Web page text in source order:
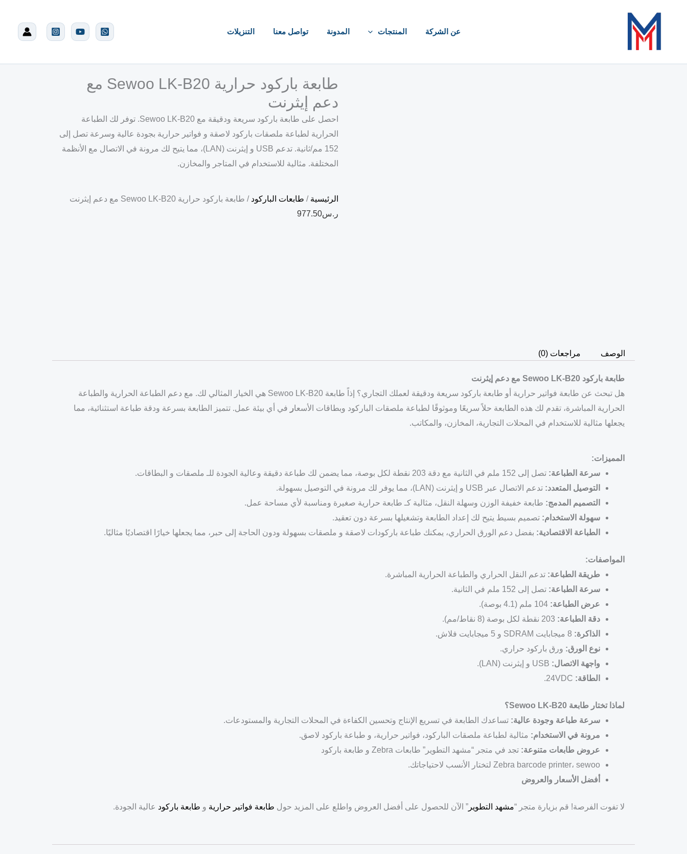
عن الشركة المنتجات المدونة تواصل معنا التنزيلات
طابعة باركود حرارية Sewoo LK-B20 مع
دعم إيثرنت
احصل على طابعة باركود سريعة ودقيقة مع Sewoo LK-B20. توفر لك الطباعة
الحرارية لطباعة ملصقات باركود لاصقة و فواتير حرارية بجودة عالية وسرعة تصل إلى
152 مم/ثانية. تدعم USB و إيثرنت (LAN)، مما يتيح لك مرونة في الاتصال مع الأنظمة
المختلفة. مثالية للاستخدام في المتاجر والمخازن.
الرئيسية / طابعات الباركود / طابعة باركود حرارية Sewoo LK-B20 مع دعم إيثرنت
ر.س977.50
الوصف مراجعات (0)
طابعة باركود Sewoo LK-B20 مع دعم إيثرنت
هل تبحث عن طابعة فواتير حرارية أو طابعة باركود سريعة ودقيقة لعملك التجاري؟ إذاً طابعة Sewoo LK-B20 هي الخيار المثالي لك. مع دعم الطباعة الحرارية والطباعة
الحرارية المباشرة، تقدم لك هذه الطابعة حلاً سريعًا وموثوقًا لطباعة ملصقات الباركود وبطاقات الأسعار في أي بيئة عمل. تتميز الطابعة بسرعة ودقة طباعة استثنائية، مما
يجعلها مثالية للاستخدام في المحلات التجارية، المخازن، والمكاتب.
المميزات:
سرعة الطباعة: تصل إلى 152 ملم في الثانية مع دقة 203 نقطة لكل بوصة، مما يضمن لك طباعة دقيقة وعالية الجودة للـ ملصقات و البطاقات.
التوصيل المتعدد: تدعم الاتصال عبر USB و إيثرنت (LAN)، مما يوفر لك مرونة في التوصيل بسهولة.
التصميم المدمج: طابعة خفيفة الوزن وسهلة النقل، مثالية كـ طابعة حرارية صغيرة ومناسبة لأي مساحة عمل.
سهولة الاستخدام: تصميم بسيط يتيح لك إعداد الطابعة وتشغيلها بسرعة دون تعقيد.
الطباعة الاقتصادية: بفضل دعم الورق الحراري، يمكنك طباعة باركودات لاصقة و ملصقات بسهولة ودون الحاجة إلى حبر، مما يجعلها خيارًا اقتصاديًا مثاليًا.
المواصفات:
طريقة الطباعة: تدعم النقل الحراري والطباعة الحرارية المباشرة.
سرعة الطباعة: تصل إلى 152 ملم في الثانية.
عرض الطباعة:
دقة الطباعة:
الذاكرة:
نوع الورق: ورق باركود حراري.
واجهة الاتصال:
الطاقة:
لماذا تختار طابعة Sewoo LK-B20؟
سرعة طباعة وجودة عالية: تساعدك الطابعة في تسريع الإنتاج وتحسين الكفاءة في المحلات التجارية والمستودعات.
مرونة في الاستخدام: مثالية لطباعة ملصقات الباركود، فواتير حرارية، و طباعة باركود لاصق.
عروض طابعات متنوعة: تجد في متجر “مشهد التطوير” طابعات Zebra و طابعة باركود
Zebra barcode printer، sewoo لتختار الأنسب لاحتياجاتك.
أفضل الأسعار والعروض
لا تفوت الفرصة! قم بزيارة متجر “مشهد التطوير ” الآن للحصول على أفضل العروض واطلع على المزيد حول طابعة فواتير حرارية و طابعة باركود عالية الجودة.